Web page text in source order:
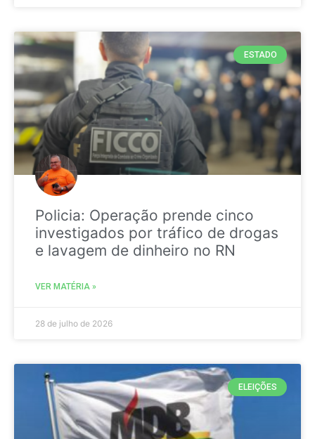
ESTADO
Policia: Operação prende cinco
investigados por tráfico de drogas
e lavagem de dinheiro no RN
VER MATÉRIA »
28 de julho de 2026
ELEIÇÕES